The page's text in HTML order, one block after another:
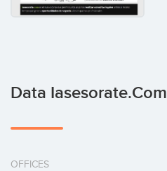
Data Iasesorate.com
OFFICES